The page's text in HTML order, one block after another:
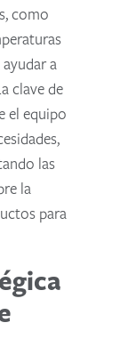
como
a
clave de
el equipo
las
la
para